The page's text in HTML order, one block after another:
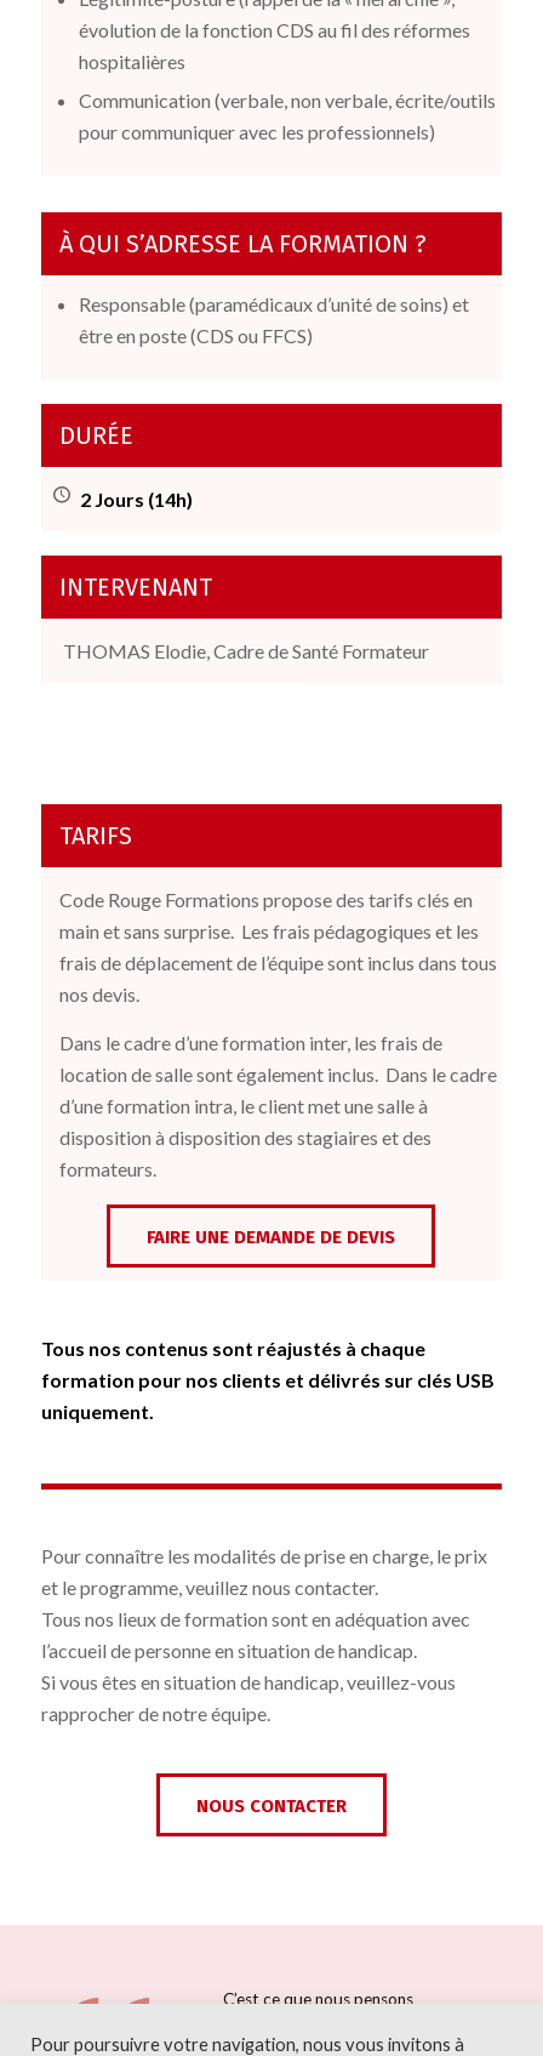
évolution de la fonction CDS au fil des réformes
hospitalières
Communication (verbale, non verbale, écrite/outils
pour communiquer avec les professionnels)
À QUI S’ADRESSE LA FORMATION ?
Responsable (paramédicaux d’unité de soins) et
être en poste (CDS ou FFCS)
DURÉE
2 Jours (14h)
INTERVENANT
THOMAS Elodie, Cadre de Santé Formateur
TARIFS
Code Rouge Formations propose des tarifs clés en
main et sans surprise. Les frais pédagogiques et les
frais de déplacement de l’équipe sont inclus dans tous
nos devis.
Dans le cadre d’une formation inter, les frais de
location de salle sont également inclus. Dans le cadre
d’une formation intra, le client met une salle à
disposition à disposition des stagiaires et des
formateurs.
FAIRE UNE DEMANDE DE DEVIS
Tous nos contenus sont réajustés à chaque
formation pour nos clients et délivrés sur clés USB
uniquement.
Pour connaître les modalités de prise en charge, le prix
et le programme, veuillez nous contacter.
Tous nos lieux de formation sont en adéquation avec
l’accueil de personne en situation de handicap.
Si vous êtes en situation de handicap, veuillez-vous
rapprocher de notre équipe.
NOUS CONTACTER
C’est ce que nous pensons
Pour poursuivre votre navigation, nous vous invitons à